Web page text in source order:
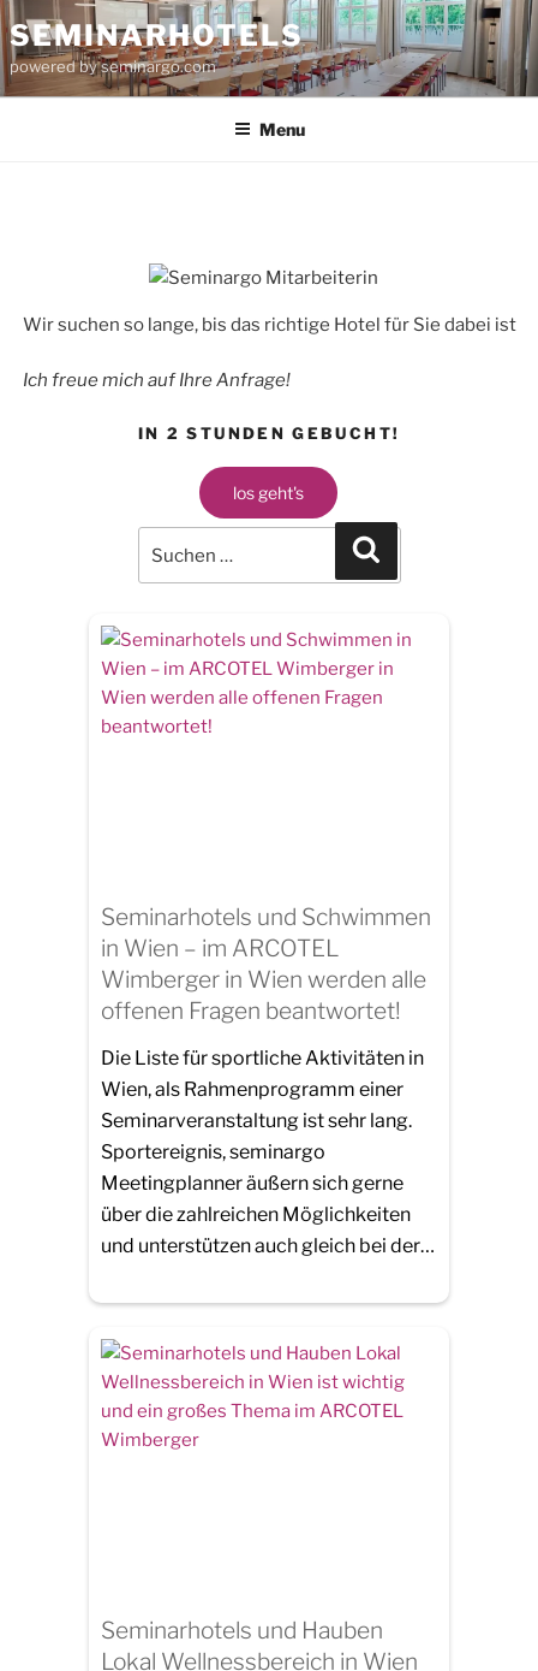
Skip
to
content
SEMINARHOTELS
powered by seminargo.com
Menu
Wir suchen so lange, bis das richtige Hotel für Sie dabei ist
Ich freue mich auf Ihre Anfrage!
IN 2 STUNDEN GEBUCHT!
los geht's
Search
for:
Seminarhotels und Schwimmen
in Wien – im ARCOTEL
Wimberger in Wien werden alle
offenen Fragen beantwortet!
Die Liste für sportliche Aktivitäten in
Wien, als Rahmenprogramm einer
Seminarveranstaltung ist sehr lang.
Sportereignis, seminargo
Meetingplanner äußern sich gerne
über die zahlreichen Möglichkeiten
und unterstützen auch gleich bei der…
Seminarhotels und Hauben
Lokal Wellnessbereich in Wien